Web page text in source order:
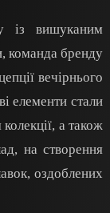
із вишуканим
команда бренду
вечірнього
елементи стали
а також
на створення
оздоблених